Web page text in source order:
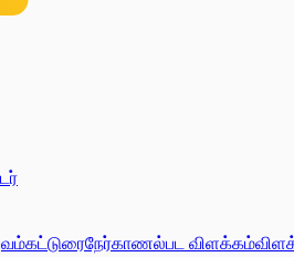
கட்டுரைநேர்காணல்பட விளக்கம்